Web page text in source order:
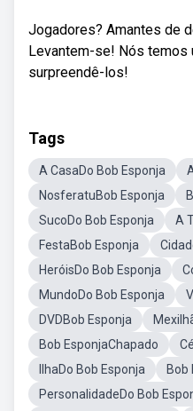
Jogadores? Amantes de
Levantem-se! Nós temos
surpreendê-los!
Tags
A CasaDo Bob Esponja
NosferatuBob Esponja
SucoDo Bob Esponja
A
FestaBob Esponja
HeróisDo Bob Esponja
MundoDo Bob Esponja
DVDBob Esponja
Bob EsponjaChapado
IlhaDo Bob Esponja
Bob
PersonalidadeDo Bob